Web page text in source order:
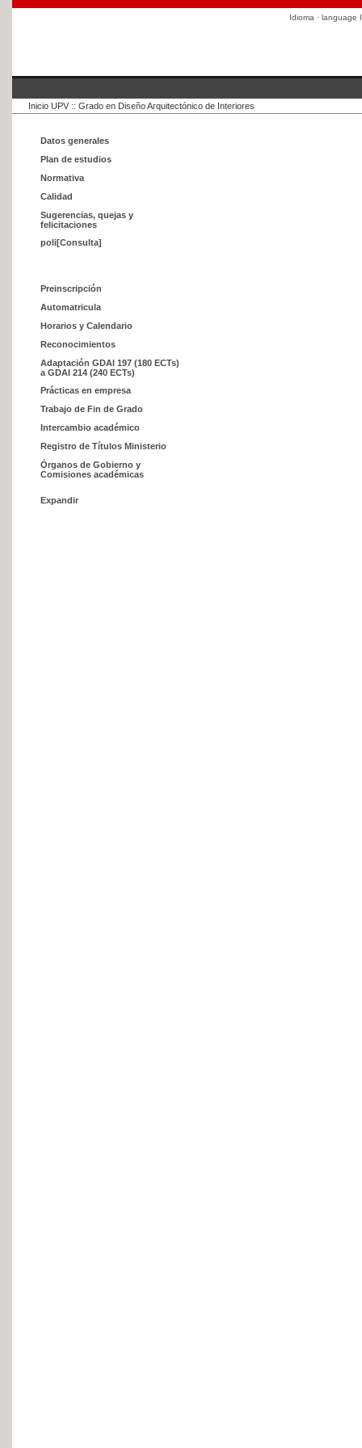
Idioma · language I
Inicio UPV :: Grado en Diseño Arquitectónico de Interiores
Datos generales
Plan de estudios
Normativa
Calidad
Sugerencias, quejas y
felicitaciones
poli[Consulta]
Preinscripción
Automatricula
Horarios y Calendario
Reconocimientos
Adaptación GDAI 197 (180 ECTs)
a GDAI 214 (240 ECTs)
Prácticas en empresa
Trabajo de Fin de Grado
Intercambio académico
Registro de Títulos Ministerio
Órganos de Gobierno y
Comisiones académicas
Expandir